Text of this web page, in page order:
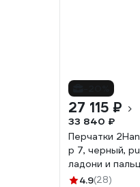
27 115 ₽
33 840 ₽
Перчатки
р 7, черный,
ладони и
2101BLK- 7
4.9(28)